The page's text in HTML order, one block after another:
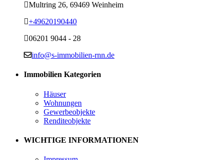
Multring 26, 69469 Weinheim
+49620190440
06201 9044 - 28
info@s-immobilien-rnn.de
Immobilien Kategorien
Häuser
Wohnungen
Gewerbeobjekte
Renditeobjekte
WICHTIGE INFORMATIONEN